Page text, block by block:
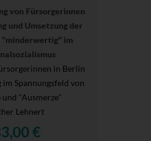
von Fürsorgerinnen
und Umsetzung der
"minderwertig" im
in Berlin
Spannungsfeld von
und "Ausmerze"
Lehnert
€